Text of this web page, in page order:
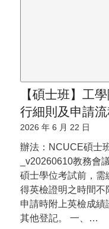
【碩士班】工
行細則及申請
2026 年 6 月 22 日
辦法：NCUCE碩士
_v20260610教務會
碩士學位考試前，需
得英檢證明之時間不
申請時附上英檢成
其他登記。 一、…